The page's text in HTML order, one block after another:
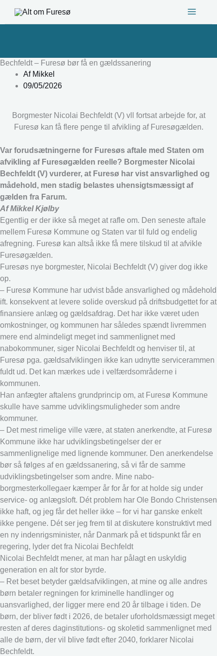
Bechfeldt – Furesø bør få en gældssanering
AfMikkel
09/05/2026
Borgmester Nicolai Bechfeldt (V) vll fortsat arbejde for, at
Furesø kan få flere penge til afvikling af Furesøgælden.
Var forudsætningerne for Furesøs aftale med Staten om
afvikling af Furesøgælden reelle? Borgmester Nicolai
Bechfeldt (V) vurderer, at Furesø har vist ansvarlighed og
mådehold, men stadig belastes uhensigtsmæssigt af
gælden fra Farum.
Af Mikkel Kjølby
Egentlig er der ikke så meget at rafle om. Den seneste aftale
mellem Furesø Kommune og Staten var til fuld og endelig
afregning. Furesø kan altså ikke få mere tilskud til at afvikle
Furesøgælden.
Furesøs nye borgmester, Nicolai Bechfeldt (V) giver dog ikke
op.
– Furesø Kommune har udvist både ansvarlighed og mådehold
ift. konsekvent at levere solide overskud på driftsbudgettet for at
finansiere anlæg og gældsafdrag. Det har ikke været uden
omkostninger, og kommunen har således spændt livremmen
mere end almindeligt meget ind sammenlignet med
nabokommuner, siger Nicolai Bechfeldt og henviser til, at
Furesø pga. gældsafviklingen ikke kan udnytte servicerammen
fuldt ud. Det kan mærkes ude i velfærdsområderne i
kommunen.
Han anfægter aftalens grundprincip om, at Furesø Kommune
skulle have samme udviklingsmuligheder som andre
kommuner.
– Det mest rimelige ville være, at staten anerkendte, at Furesø
Kommune ikke har udviklingsbetingelser der er
sammenlignelige med lignende kommuner. Den anerkendelse
bør så følges af en gældssanering, så vi får de samme
udviklingsbetingelser som andre. Mine nabo-
borgmesterkollegaer kæmper år for år for at holde sig under
service- og anlægsloft. Dét problem har Ole Bondo Christensen
ikke haft, og jeg får det heller ikke – for vi har ganske enkelt
ikke pengene. Dét ser jeg frem til at diskutere konstruktivt med
en ny indenrigsminister, når Danmark på et tidspunkt får en
regering, lyder det fra Nicolai Bechfeldt
Nicolai Bechfeldt mener, at man har pålagt en uskyldig
generation en alt for stor byrde.
– Ret beset betyder gældsafviklingen, at mine og alle andres
børn betaler regningen for kriminelle handlinger og
uansvarlighed, der ligger mere end 20 år tilbage i tiden. De
børn, der bliver født i 2026, de betaler uforholdsmæssigt meget
resten af deres daginstitutions- og skoletid sammenlignet med
alle de børn, der vil blive født efter 2040, forklarer Nicolai
Bechfeldt.